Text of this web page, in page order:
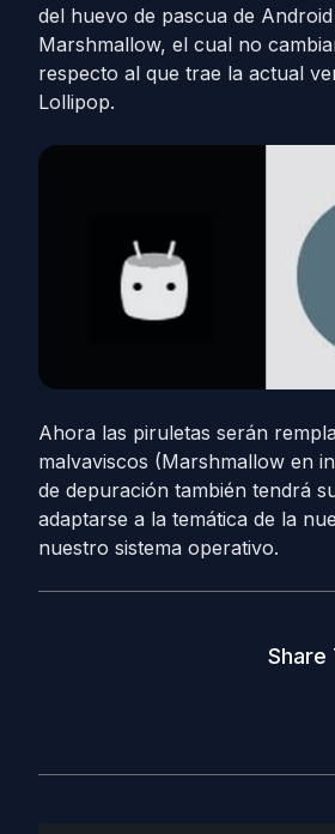
del huevo de pascua de
Marshmallow, el cual no
respecto al que trae la actual
Lollipop.
Ahora las piruletas serán
malvaviscos (Marshmallow en
de depuración también tendrá
adaptarse a la temática de la
nuestro sistema operativo.
Share